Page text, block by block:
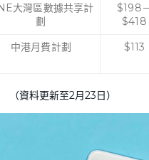
大灣區數據共享計
劃
$198
$418
中港月費計劃 $113
（資料更新至2月23日）